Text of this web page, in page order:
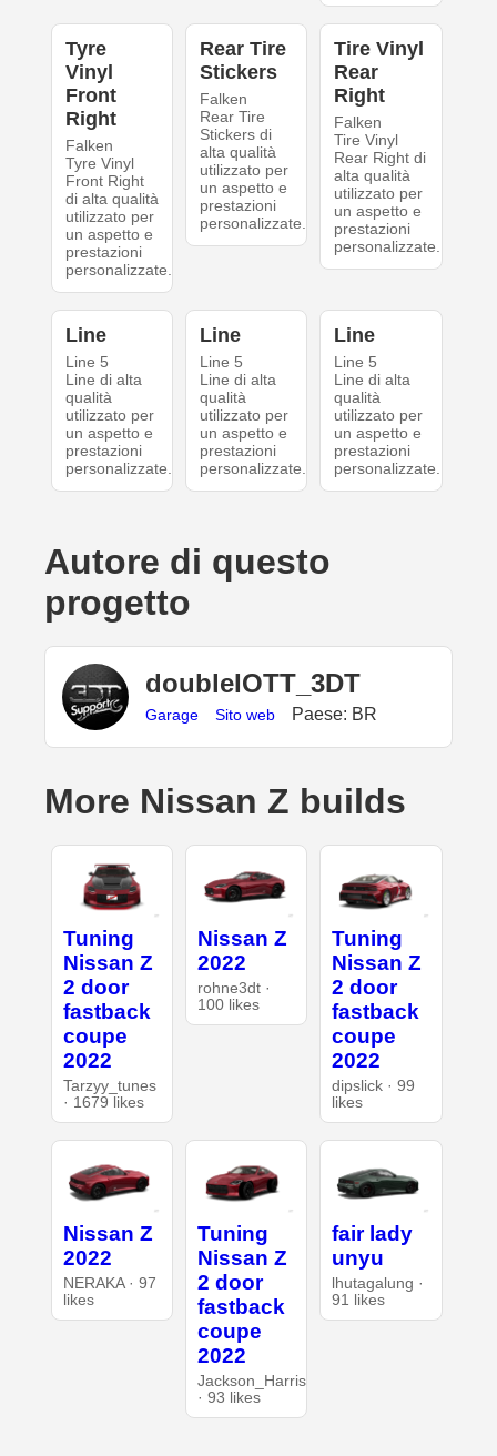
Tyre
Vinyl
Front
Right
Falken
Tyre Vinyl
Front Right
di alta qualità
utilizzato per
un aspetto e
prestazioni
personalizzate.
Rear Tire
Stickers
Falken
Rear Tire
Stickers di
alta qualità
utilizzato per
un aspetto e
prestazioni
personalizzate.
Tire Vinyl
Rear
Right
Falken
Tire Vinyl
Rear Right di
alta qualità
utilizzato per
un aspetto e
prestazioni
personalizzate.
Line
Line 5
Line di alta
qualità
utilizzato per
un aspetto e
prestazioni
personalizzate.
Line
Line 5
Line di alta
qualità
utilizzato per
un aspetto e
prestazioni
personalizzate.
Line
Line 5
Line di alta
qualità
utilizzato per
un aspetto e
prestazioni
personalizzate.
Autore di questo
progetto
doubleIOTT_3DT
Garage Sito web Paese: BR
More Nissan Z builds
Tuning
Nissan Z
2 door
fastback
coupe
2022
Tarzyy_tunes
· 1679 likes
Nissan Z
2022
rohne3dt ·
100 likes
Tuning
Nissan Z
2 door
fastback
coupe
2022
dipslick · 99
likes
Nissan Z
2022
NERAKA · 97
likes
Tuning
Nissan Z
2 door
fastback
coupe
2022
Jackson_Harris
· 93 likes
fair lady
unyu
lhutagalung ·
91 likes